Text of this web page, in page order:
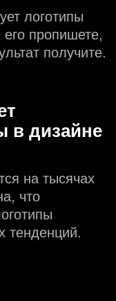
логотипы
пропишете,
получите.
в дизайне
на тысячах
что
тенденций.